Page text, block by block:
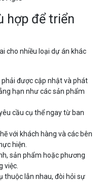
hợp để triển
cho nhiều loại dự án khác
được cập nhật và phát
hạn như các sản phẩm
cầu cụ thể ngay từ ban
với khách hàng và các bên
hiện.
sản phẩm hoặc phương
việc.
thuộc lẫn nhau, đòi hỏi sự